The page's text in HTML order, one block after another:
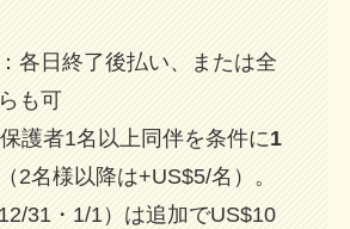
各日終了後払い、または全
も可
護者1名以上同伴を条件に1
2名様以降は+US$5/名）。
31・1/1）は追加でUS$10